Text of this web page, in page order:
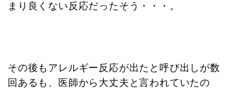
まり良くない反応だったそう・・・。
その後もアレルギー反応が出たと呼び出しが数
回あるも、医師から大丈夫と言われていたの